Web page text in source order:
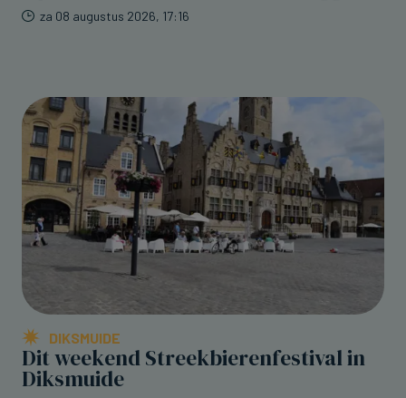
za 08 augustus 2026, 17:16
DIKSMUIDE
Dit weekend Streekbierenfestival in
Diksmuide